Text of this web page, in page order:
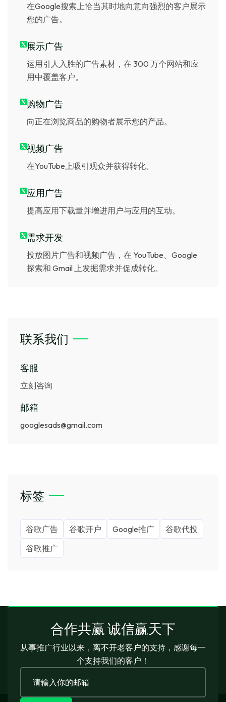
在Google搜索上恰当其时地向意向强烈的客户展示
您的广告。
展示广告
运用引人入胜的广告素材，在 300 万个网站和应
用中覆盖客户。
购物广告
向正在浏览商品的购物者展示您的产品。
视频广告
在YouTube上吸引观众并获得转化。
应用广告
提高应用下载量并增进用户与应用的互动。
需求开发
投放图片广告和视频广告，在 YouTube、Google
探索和 Gmail 上发掘需求并促成转化。
联系我们
客服
立刻咨询
邮箱
googlesads@gmail.com
标签
谷歌广告 谷歌开户 Google推广
谷歌代投
谷歌推广
合作共赢 诚信赢天下
从事推广行业以来，离不开老客户的支持，感谢每一
个支持我们的客户！